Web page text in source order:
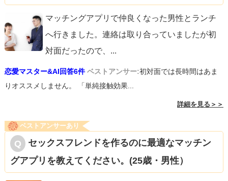
マッチングアプリで仲良くなった男性とランチ
へ行きました。連絡は取り合っていましたが初
対面だったので、 ...
恋愛マスター&AI回答6件 ベストアンサー:初対面では長時間はあま
りオススメしません。 「単純接触効果...
詳細を見る＞＞
ベストアンサーあり
セックスフレンドを作るのに最適なマッチン
グアプリを教えてください。(25歳・男性）